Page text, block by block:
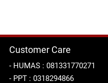
Customer Care
- HUMAS : 081331770271
- PPT : 0318294866